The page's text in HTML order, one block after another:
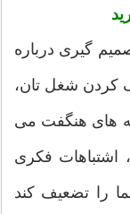
گیری درباره
کردن شغل تان،
های هنگفت می
اشتباهات فکری
را تضعیف کند